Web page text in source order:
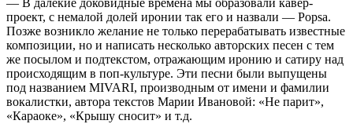
— В далёкие доковидные времена мы образовали кавер-
проект, с немалой долей иронии так его и назвали — Popsa.
Позже возникло желание не только перерабатывать известные
композиции, но и написать несколько авторских песен с тем
же посылом и подтекстом, отражающим иронию и сатиру над
происходящим в поп-культуре. Эти песни были выпущены
под названием MIVARI, производным от имени и фамилии
вокалистки, автора текстов Марии Ивановой: «Не парит»,
«Караоке», «Крышу сносит» и т.д.